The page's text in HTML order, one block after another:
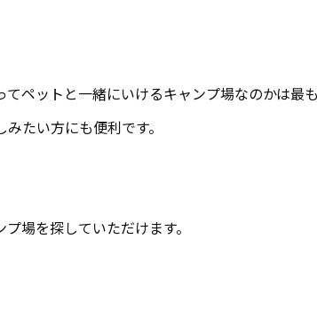
ペットと一緒にいけるキャンプ場なのかは最も
たい方にも便利です。
場を探していただけます。